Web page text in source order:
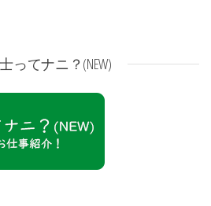
ってナニ？(NEW)